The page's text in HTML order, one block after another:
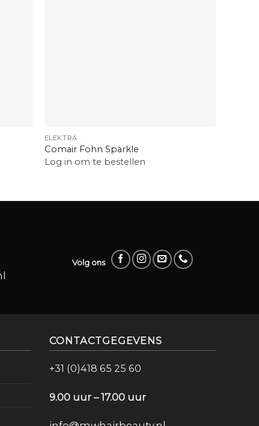
ELEKTRA
Comair Fohn Sparkle
Log in om te bestellen
Volg ons
CONTACTGEGEVENS
+31 (0)418 65 25 60
9.00 uur – 17.00 uur